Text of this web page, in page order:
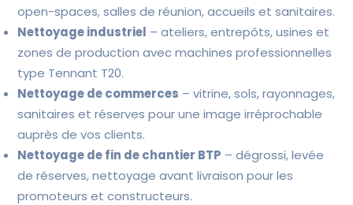
open-spaces, salles de réunion, accueils et sanitaires.
Nettoyage industriel – ateliers, entrepôts, usines et
zones de production avec machines professionnelles
type Tennant T20.
Nettoyage de commerces – vitrine, sols, rayonnages,
sanitaires et réserves pour une image irréprochable
auprès de vos clients.
Nettoyage de fin de chantier BTP – dégrossi, levée
de réserves, nettoyage avant livraison pour les
promoteurs et constructeurs.